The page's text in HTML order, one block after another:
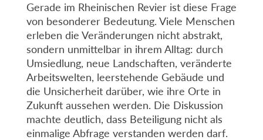
Gerade im Rheinischen Revier ist diese Frage
von besonderer Bedeutung. Viele Menschen
erleben die Veränderungen nicht abstrakt,
sondern unmittelbar in ihrem Alltag: durch
Umsiedlung, neue Landschaften, veränderte
Arbeitswelten, leerstehende Gebäude und
die Unsicherheit darüber, wie ihre Orte in
Zukunft aussehen werden. Die Diskussion
machte deutlich, dass Beteiligung nicht als
einmalige Abfrage verstanden werden darf.